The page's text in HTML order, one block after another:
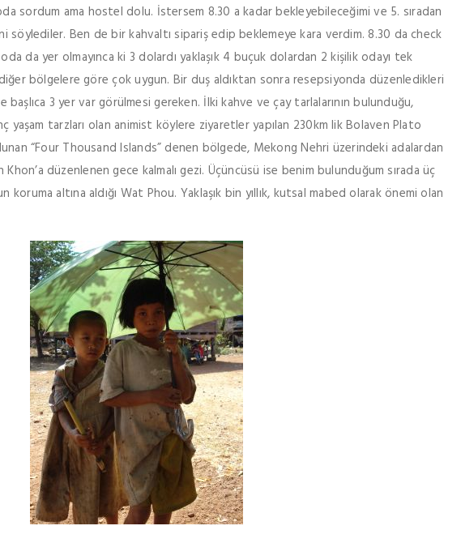
sordum ama hostel dolu. İstersem 8.30 a kadar bekleyebileceğimi ve 5. sıradan
söylediler. Ben de bir kahvaltı sipariş edip beklemeye kara verdim. 8.30 da check
da yer olmayınca ki 3 dolardı yaklaşık 4 buçuk dolardan 2 kişilik odayı tek
bölgelere göre çok uygun. Bir duş aldıktan sonra resepsiyonda düzenledikleri
3 yer var görülmesi gereken. İlki kahve ve çay tarlalarının bulunduğu,
yaşam tarzları olan animist köylere ziyaretler yapılan 230km lik Bolaven Plato
“Four Thousand Islands” denen bölgede, Mekong Nehri üzerindeki adalardan
düzenlenen gece kalmalı gezi. Üçüncüsü ise benim bulunduğum sırada üç
koruma altına aldığı Wat Phou. Yaklaşık bin yıllık, kutsal mabed olarak önemi olan